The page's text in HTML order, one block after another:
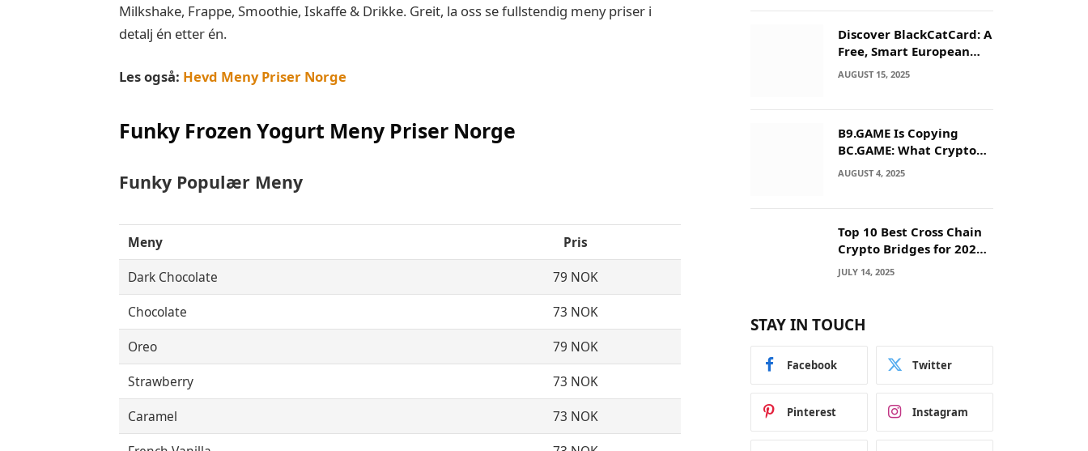
Milkshake, Frappe, Smoothie, Iskaffe & Drikke. Greit, la oss se fullstendig meny priser i
detalj én etter én.
Les også: Hevd Meny Priser Norge
Funky Frozen Yogurt Meny Priser Norge
Funky Populær Meny
Meny
Pris
Dark Chocolate
79 NOK
Chocolate
73 NOK
Oreo
79 NOK
Strawberry
73 NOK
Caramel
73 NOK
Discover BlackCatCard: A
Free, Smart European
IBAN & Crypto Card
AUGUST 15, 2025
B9.GAME Is Copying
BC.GAME: What Crypto
Users Need to Know
AUGUST 4, 2025
Top 10 Best Cross Chain
Crypto Bridges for 2025:
Seamless
Interoperability Across
JULY 14, 2025
STAY IN TOUCH
Facebook Twitter
Pinterest Instagram